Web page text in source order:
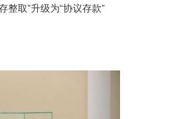
整取”升级为“协议存款”